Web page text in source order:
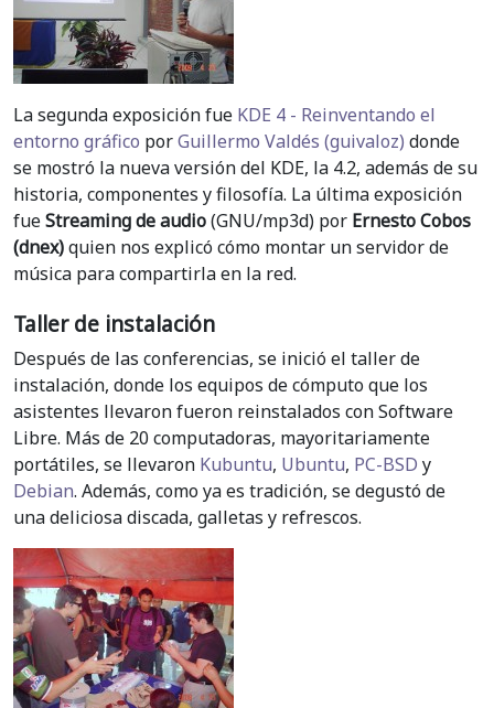
La segunda exposición fue KDE 4 - Reinventando el
entorno gráfico porGuillermo Valdés (guivaloz) donde
se mostró la nueva versión del KDE, la 4.2, además de su
historia, componentes y filosofía. La última exposición
fueStreaming de audio(GNU/mp3d) por Ernesto Cobos
(dnex)quien nos explicó cómo montar un servidor de
música para compartirla en la red.
Taller de instalación
Después de las conferencias, se inició el taller de
instalación, donde los equipos de cómputo que los
asistentes llevaron fueron reinstalados con Software
Libre. Más de 20 computadoras, mayoritariamente
portátiles, se llevaron Kubuntu, Ubuntu, PC-BSD y
Debian. Además, como ya es tradición, se degustó de
una deliciosa discada, galletas y refrescos.